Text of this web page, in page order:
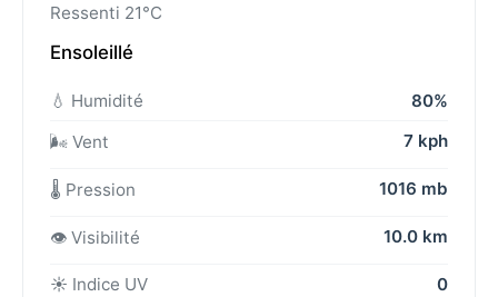
Ressenti 21°C
Ensoleillé
💧 Humidité
80%
🌬️ Vent
7 kph
🌡️ Pression 1016 mb
👁️ Visibilité 10.0 km
☀️ Indice UV 0